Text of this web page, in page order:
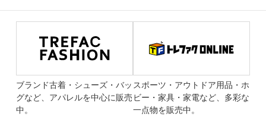
ブランド古着・シューズ・バッ
グなど、アパレルを中心に販売
中。
スポーツ・アウトドア用品・ホ
ビー・家具・家電など、多彩な
一点物を販売中。